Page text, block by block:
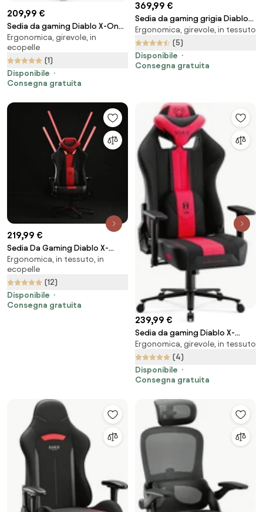
209,99 €
Sedia da gaming Diablo X-One
2.0 Normal Size: Nero
Ergonomica, girevole, in
ecopelle
(1)
Disponibile
Consegna gratuita
369,99 €
Sedia da gaming grigia Diablo
X.One Prime, Normal Size,
Nightwolf Moon
Ergonomica, girevole, in tessuto
(5)
Disponibile
Consegna gratuita
219,99 €
Sedia Da Gaming Diablo X-
Player 2.0 in materiale Normal
Size: Bianco-nero
Ergonomica, in tessuto, in
ecopelle
(12)
Disponibile
Consegna gratuita
239,99 €
Sedia da gaming Diablo X-
Player 2.0 In Materiale King Size:
Cremisi-Antracite
Ergonomica, girevole, in tessuto
(4)
Disponibile
Consegna gratuita